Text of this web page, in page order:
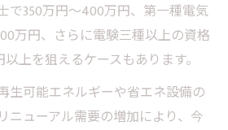
で350万円〜400万円、第一種電気
万円、さらに電験三種以上の資格
上を狙えるケースもあります。
生可能エネルギーや省エネ設備の
ニューアル需要の増加により、今